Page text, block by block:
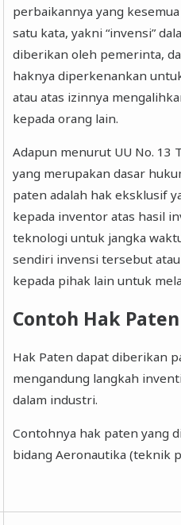
perbaikannya yang
satu kata, yakni “invensi”
diberikan oleh pemerinta,
haknya diperkenankan
atau atas izinnya
kepada orang lain.
Adapun menurut UU No. 13
yang merupakan dasar
paten adalah hak eksklusif
kepada inventor atas hasil
teknologi untuk jangka
sendiri invensi tersebut
kepada pihak lain untuk
Contoh Hak Paten
Hak Paten dapat diberikan
mengandung langkah
dalam industri.
Contohnya hak paten yang
bidang Aeronautika (teknik